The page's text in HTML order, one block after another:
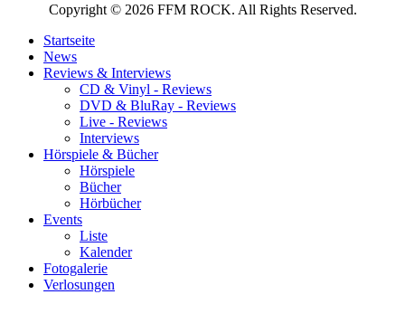
Copyright © 2026 FFM ROCK. All Rights Reserved.
Startseite
News
Reviews & Interviews
CD & Vinyl - Reviews
DVD & BluRay - Reviews
Live - Reviews
Interviews
Hörspiele & Bücher
Hörspiele
Bücher
Hörbücher
Events
Liste
Kalender
Fotogalerie
Verlosungen